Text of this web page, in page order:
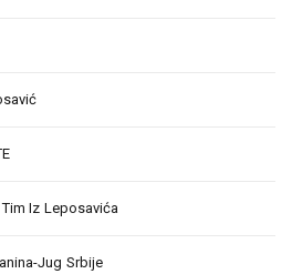
Iz Leposavića
Jug Srbije